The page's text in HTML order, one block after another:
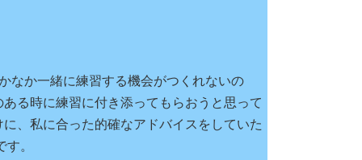
なか一緒に練習する機会がつくれないの
る時に練習に付き添ってもらおうと思って
、私に合った的確なアドバイスをしていた
。